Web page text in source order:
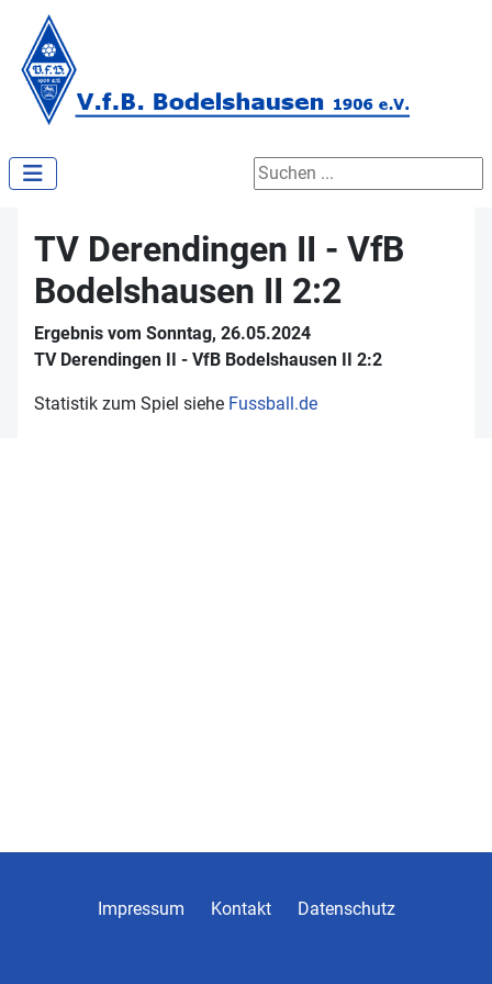
Suchen ...
TV Derendingen II - VfB
Bodelshausen II 2:2
Ergebnis vom Sonntag, 26.05.2024
TV Derendingen II - VfB Bodelshausen II 2:2
Statistik zum Spiel siehe Fussball.de
Impressum Kontakt Datenschutz